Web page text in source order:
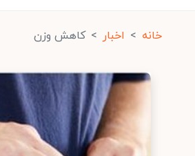
خانه اخبار کاهش وزن